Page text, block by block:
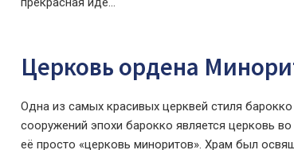
Церковь ордена
Одна из самых красивых церквей стиля
сооружений эпохи барокко является церковь
её просто «церковь миноритов». Храм был